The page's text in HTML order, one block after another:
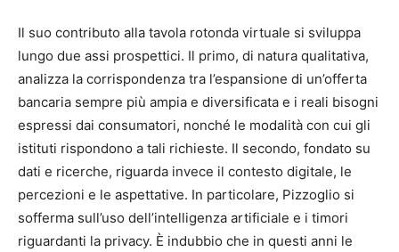
Il suo contributo alla tavola rotonda virtuale si sviluppa
lungo due assi prospettici. Il primo, di natura qualitativa,
analizza la corrispondenza tra l’espansione di un’offerta
bancaria sempre più ampia e diversificata e i reali bisogni
espressi dai consumatori, nonché le modalità con cui gli
istituti rispondono a tali richieste. Il secondo, fondato su
dati e ricerche, riguarda invece il contesto digitale, le
percezioni e le aspettative. In particolare, Pizzoglio si
sofferma sull’uso dell’intelligenza artificiale e i timori
riguardanti la privacy. È indubbio che in questi anni le